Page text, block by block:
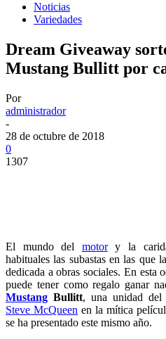
Noticias
Variedades
Dream Giveaway
Mustang Bullitt por
Por
administrador
-
28 de octubre de 2018
0
1307
El mundo del motory la
habituales las subastas en las que
dedicada a obras sociales. En esta
puede tener como regalo ganar
Mustang Bullitt, una unidad
Steve McQueen en la mítica
se ha presentado este mismo año.